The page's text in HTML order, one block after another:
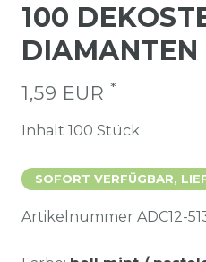
100
DIAMANTEN
1,59 EUR *
Inhalt 100 Stück
SOFORT VERFÜGBAR,
Artikelnummer ADC12-